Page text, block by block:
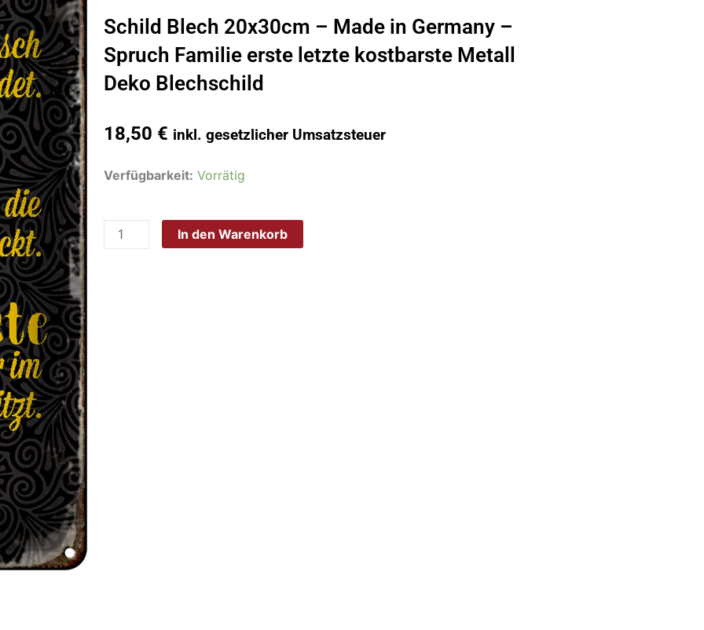
Schild Blech 20x30cm – Made in Germany –
Spruch Familie erste letzte kostbarste Metall
Deko Blechschild
18,50 € inkl. gesetzlicher Umsatzsteuer
Verfügbarkeit: Vorrätig
Schild
In den Warenkorb